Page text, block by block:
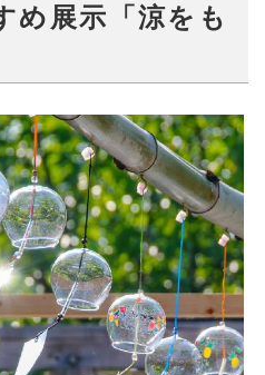
め展示「涼をも